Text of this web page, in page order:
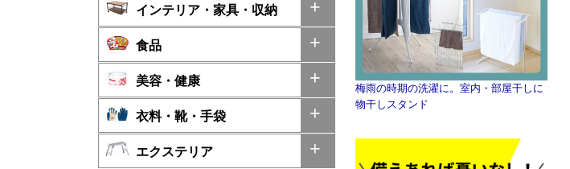
インテリア・家具・収納
食品
美容・健康
衣料・靴・手袋
エクステリア
梅雨の時期の洗濯に。室内・部屋干しに
物干しスタンド